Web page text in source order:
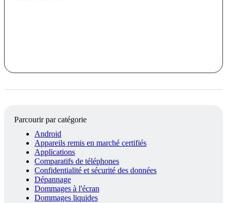
Parcourir par catégorie
Android
Appareils remis en marché certifiés
Applications
Comparatifs de téléphones
Confidentialité et sécurité des données
Dépannage
Dommages à l'écran
Dommages liquides